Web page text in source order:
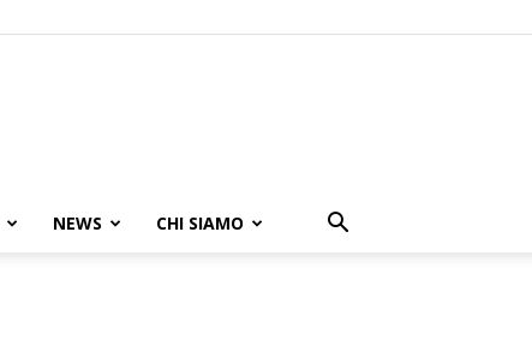
NEWS CHI SIAMO